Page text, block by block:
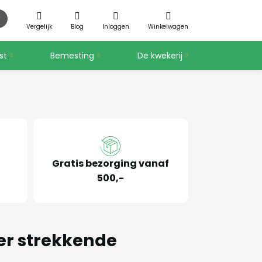
Vergelijk Blog Inloggen Winkelwagen
Bemesting De kwekerij
Gratis bezorging vanaf
500,-
strekkende